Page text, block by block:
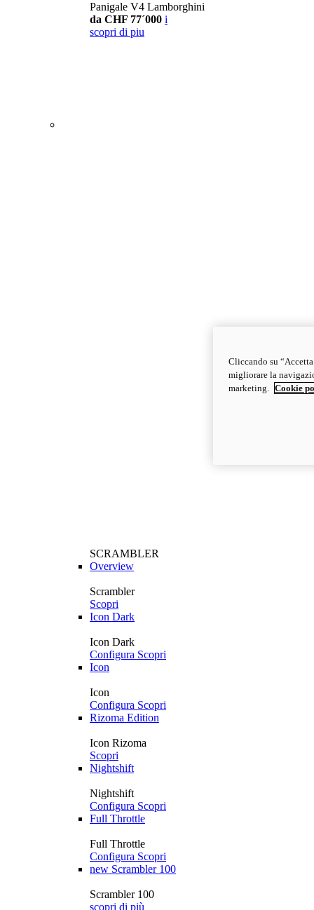
Panigale V4 Lamborghini
da CHF 77´000 i
scopri di piu
SCRAMBLER
Overview
Scrambler
Scopri
Icon Dark
Icon Dark
Configura Scopri
Icon
Icon
Configura Scopri
Rizoma Edition
Icon Rizoma
Scopri
Nightshift
Nightshift
Configura Scopri
Full Throttle
Full Throttle
Configura Scopri
new Scrambler 100
Scrambler 100
scopri di più
Cliccando su
migliorare la
marketing.
Cookie